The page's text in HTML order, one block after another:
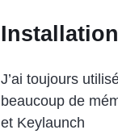
J’ai toujours
beaucoup de
et Keylaunch